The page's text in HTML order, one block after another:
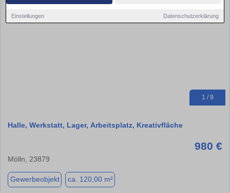
Einstellungen Datenschutzerklärung
1 / 9
Halle, Werkstatt, Lager, Arbeitsplatz, Kreativfläche
980 €
Mölln, 23879
Gewerbeobjekt ca. 120,00 m²